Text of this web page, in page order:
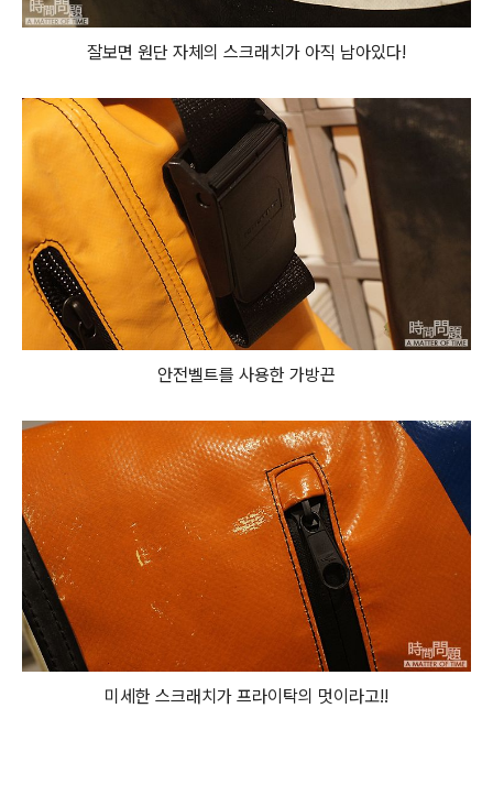
잘보면 원단 자체의 스크래치가 아직 남아있다!
안전벨트를 사용한 가방끈
미세한 스크래치가 프라이탁의 멋이라고!!